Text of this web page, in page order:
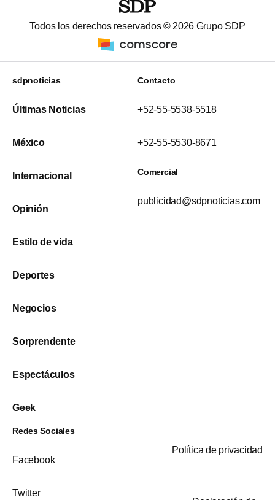
Todos los derechos reservados © 2026 Grupo SDP
sdpnoticias
Últimas Noticias
México
Internacional
Opinión
Estilo de vida
Deportes
Negocios
Sorprendente
Espectáculos
Geek
Contacto
+52-55-5538-5518
+52-55-5530-8671
Comercial
publicidad@sdpnoticias.com
Redes Sociales
Facebook
Twitter
Política de privacidad